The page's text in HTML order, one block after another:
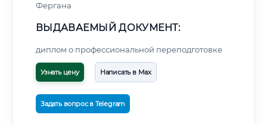
Фергана
ВЫДАВАЕМЫЙ ДОКУМЕНТ:
диплом о профессиональной переподготовке
Узнать цену Написать в Max
Задать вопрос в Telegram